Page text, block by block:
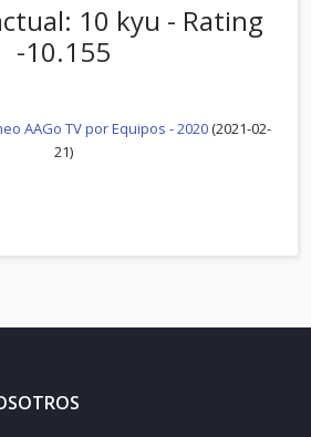
10 kyu - Rating
-10.155
AAGo TV por Equipos - 2020(2021-02-
21)